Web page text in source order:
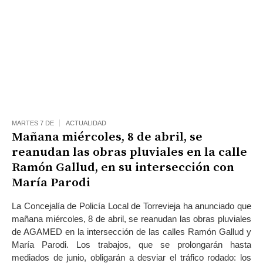
MARTES 7 DE ACTUALIDAD
Mañana miércoles, 8 de abril, se
reanudan las obras pluviales en la calle
Ramón Gallud, en su intersección con
María Parodi
La Concejalía de Policía Local de Torrevieja ha anunciado que
mañana miércoles, 8 de abril, se reanudan las obras pluviales
de AGAMED en la intersección de las calles Ramón Gallud y
María Parodi. Los trabajos, que se prolongarán hasta
mediados de junio, obligarán a desviar el tráfico rodado: los